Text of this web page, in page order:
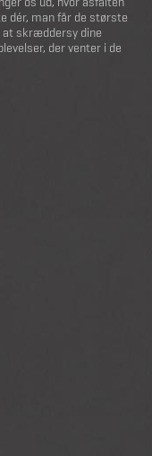
dér, man får de største
at skræddersy dine
der venter i de